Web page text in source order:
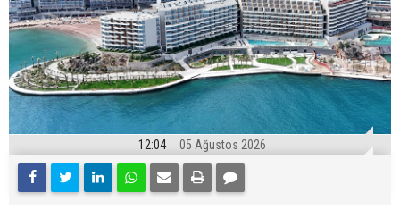
12:04 05 Ağustos 2026